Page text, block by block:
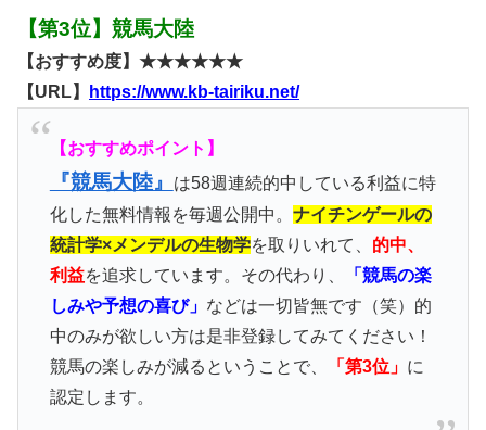
【第3位】競馬大陸
【おすすめ度】★★★★★★
【URL】
https://www.kb-tairiku.net/
【おすすめポイント】
『競馬大陸』
は58週連続的中している利益に特
化した無料情報を毎週公開中。 ナイチンゲールの
統計学×メンデルの生物学を取りいれて、 的中、
利益を追求しています。その代わり、
「競馬の楽
しみや予想の喜び」 などは一切皆無です（笑）的
中のみが欲しい方は是非登録してみてください！
競馬の楽しみが減るということで、
「第3位」 に
認定します。